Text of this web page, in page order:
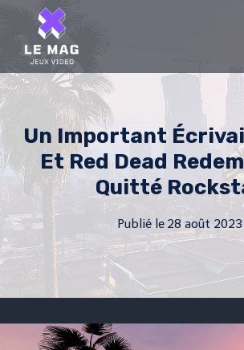
content
Un Important
Et Red Dead
Quitté
Publié le 28 août 2023